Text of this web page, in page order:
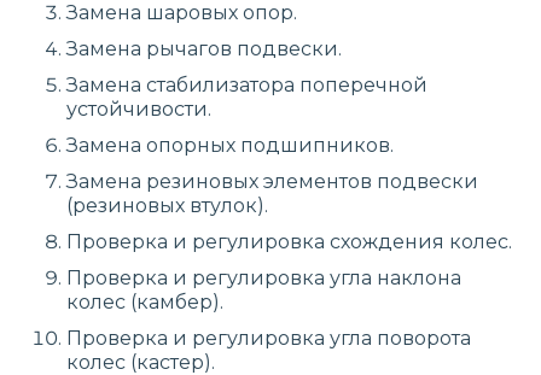
Замена шаровых опор.
Замена рычагов подвески.
Замена стабилизатора поперечной
устойчивости.
Замена опорных подшипников.
Замена резиновых элементов подвески
(резиновых втулок).
Проверка и регулировка схождения колес.
Проверка и регулировка угла наклона
колес (камбер).
Проверка и регулировка угла поворота
колес (кастер).